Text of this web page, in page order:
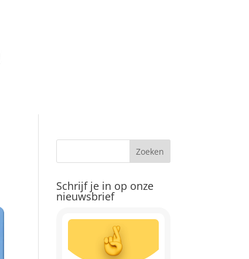
Schrijf je in op onze
nieuwsbrief